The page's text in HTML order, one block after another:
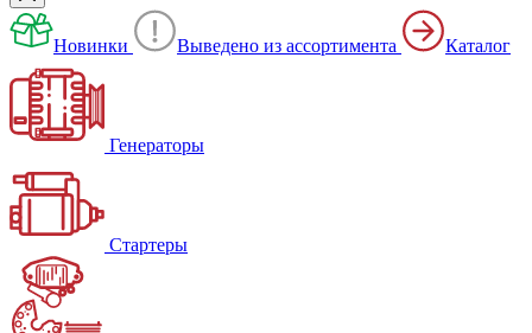
Новинки Выведено из ассортимента Каталог
Генераторы
Стартеры